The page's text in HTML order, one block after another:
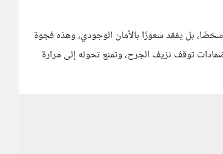
بل يفقد شعورًا بالأمان الوجودي، وهذه فجوة
توقف نزيف الجرح، وتمنع تحوله إلى مرارة